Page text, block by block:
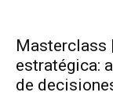
Masterclass
estratégica:
de